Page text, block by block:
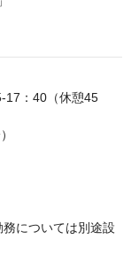
17：40（休憩45
については別途設